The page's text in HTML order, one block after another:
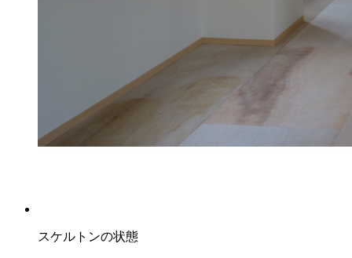
スケルトンの状態